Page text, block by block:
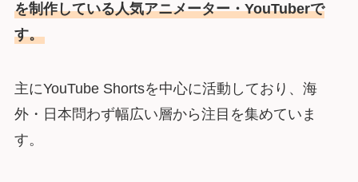
を制作している人気アニメーター・YouTuberで
す。
主にYouTube Shortsを中心に活動しており、海
外・日本問わず幅広い層から注目を集めていま
す。